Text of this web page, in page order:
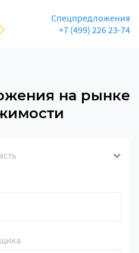
Спецпредложения
+7 (499) 226 23-74
на рынке